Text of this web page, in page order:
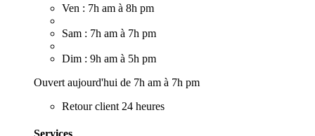
Ven : 7h am à 8h pm
Sam : 7h am à 7h pm
Dim : 9h am à 5h pm
Ouvert aujourd'hui de 7h am à 7h pm
Retour client 24 heures